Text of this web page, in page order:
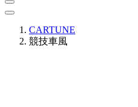
CARTUNE
競技車風